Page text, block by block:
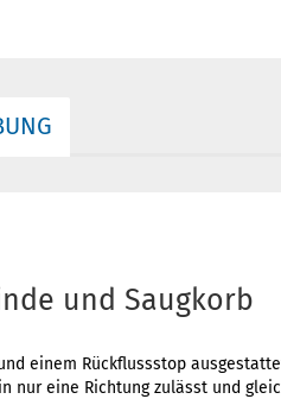
und Saugkorb
einem Rückflussstop
nur eine Richtung zulässt und